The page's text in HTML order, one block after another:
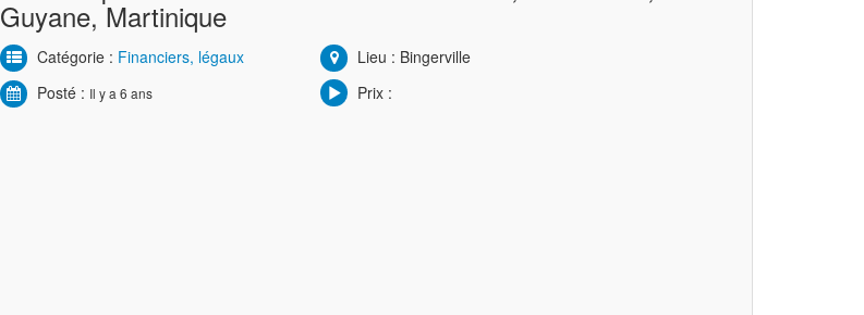
Guyane, Martinique
Catégorie : Financiers, légaux
Lieu : Bingerville
Posté : Il y a 6 ans Prix :